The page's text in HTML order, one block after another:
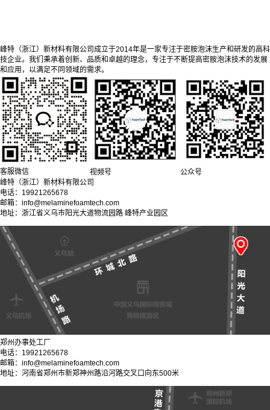
峰特（浙江）新材料有限公司成立于2014年是一家专注于密胺泡沫生产和研发的高科
技企业。我们秉承着创新、品质和卓越的理念，专注于不断提高密胺泡沫技术的发展
和应用，以满足不同领域的需求。
客服微信 视频号
公众号
峰特（浙江）新材料有限公司
电话：19921265678
邮箱：info@melaminefoamtech.com
地址：浙江省义乌市阳光大道物流园路 峰特产业园区
郑州办事处工厂
电话：19921265678
邮箱：info@melaminefoamtech.com
地址：河南省郑州市新郑神州路沿河路交叉口向东500米